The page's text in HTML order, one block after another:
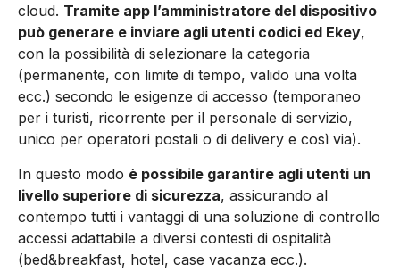
cloud. Tramite app l’amministratore del dispositivo
può generare e inviare agli utenti codici ed Ekey,
con la possibilità di selezionare la categoria
(permanente, con limite di tempo, valido una volta
ecc.) secondo le esigenze di accesso (temporaneo
per i turisti, ricorrente per il personale di servizio,
unico per operatori postali o di delivery e così via).
In questo modo è possibile garantire agli utenti un
livello superiore di sicurezza, assicurando al
contempo tutti i vantaggi di una soluzione di controllo
accessi adattabile a diversi contesti di ospitalità
(bed&breakfast, hotel, case vacanza ecc.).